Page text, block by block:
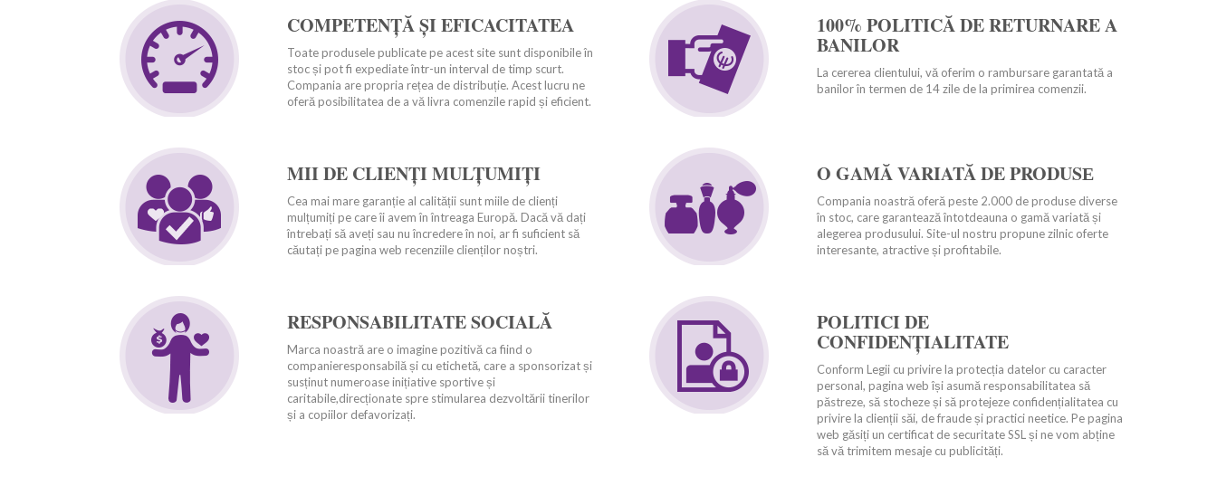
COMPETENȚĂ ȘI EFICACITATEA
Toate produsele publicate pe acest site sunt disponibile în
stoc și pot fi expediate într-un interval de timp scurt.
Compania are propria rețea de distribuție. Acest lucru ne
oferă posibilitatea de a vă livra comenzile rapid și eficient.
100% POLITICĂ DE RETURNARE A
BANILOR
La cererea clientului, vă oferim o rambursare garantată a
banilor în termen de 14 zile de la primirea comenzii.
MII DE CLIENȚI MULȚUMIȚI
Cea mai mare garanție al calității sunt miile de clienți
mulțumiți pe care îi avem în întreaga Europă. Dacă vă dați
întrebați să aveți sau nu încredere în noi, ar fi suficient să
căutați pe pagina web recenziile clienților noștri.
O GAMĂ VARIATĂ DE PRODUSЕ
Compania noastră oferă peste 2.000 de produse diverse
în stoc, care garantează întotdeauna o gamă variată și
alegerea produsului. Site-ul nostru propune zilnic oferte
interesante, atractive și profitabile.
RESPONSABILITATE SOCIALĂ
Marca noastră are o imagine pozitivă ca fiind o
companieresponsabilă și cu etichetă, care a sponsorizat și
susținut numeroase inițiative sportive și
caritabile,direcționate spre stimularea dezvoltării tinerilor
și a copiilor defavorizați.
POLITICI DE
CONFIDENȚIALITATE
Conform Legii cu privire la protecția datelor cu caracter
personal, pagina web își asumă responsabilitatea să
păstreze, să stocheze și să protejeze confidențialitatea cu
privire la clienții săi, de fraude și practici neetice. Pe pagina
web găsiți un certificat de securitate SSL și ne vom abține
să vă trimitem mesaje cu publicități.